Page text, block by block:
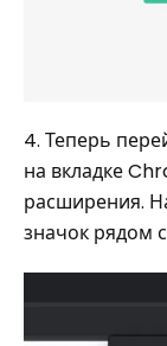
4. Теперь
на вкладке
расширения.
значок рядом